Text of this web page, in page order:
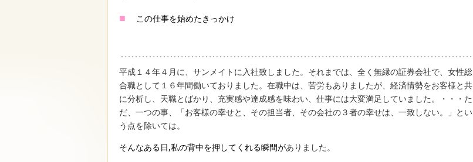
■ この仕事を始めたきっかけ
平成１４年４月に、サンメイトに入社致しました。それまでは、全く無縁の証券会社で、女性総
合職として１６年間働いておりました。在職中は、苦労もありましたが、経済情勢をお客様と共
に分析し、天職とばかり、充実感や達成感を味わい、仕事には大変満足していました。・・・た
だ、一つの事、「お客様の幸せと、その担当者、その会社の３者の幸せは、一致しない。」とい
う点を除いては。
そんなある日,私の背中を押してくれる瞬間がありました。